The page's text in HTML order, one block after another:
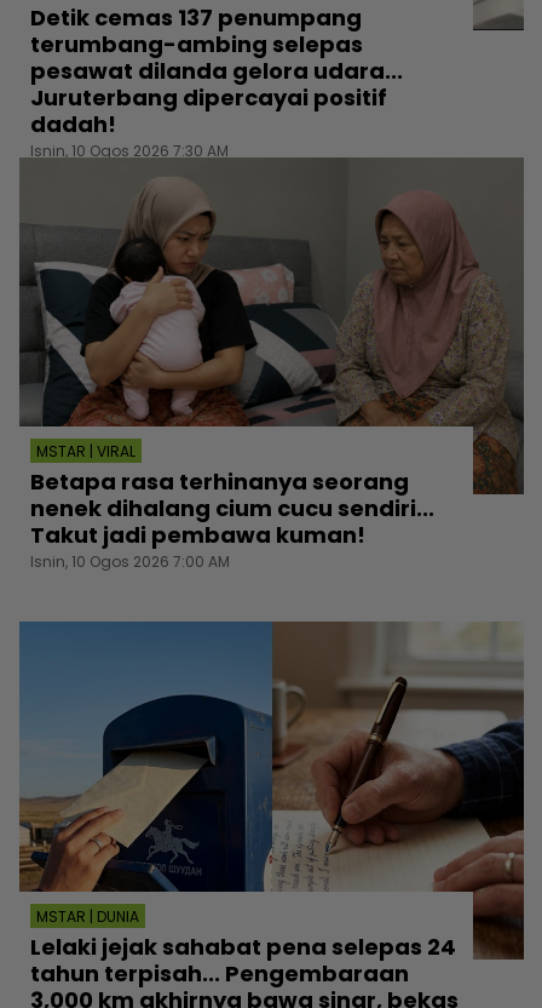
Detik cemas 137 penumpang
terumbang-ambing selepas
pesawat dilanda gelora udara...
Juruterbang dipercayai positif
dadah!
Isnin, 10 Ogos 2026 7:30 AM
MSTAR | VIRAL
Betapa rasa terhinanya seorang
nenek dihalang cium cucu sendiri...
Takut jadi pembawa kuman!
Isnin, 10 Ogos 2026 7:00 AM
MSTAR | DUNIA
Lelaki jejak sahabat pena selepas 24
tahun terpisah... Pengembaraan
3,000 km akhirnya bawa sinar, bekas